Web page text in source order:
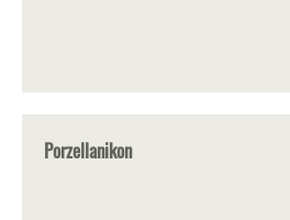
Porzellanikon